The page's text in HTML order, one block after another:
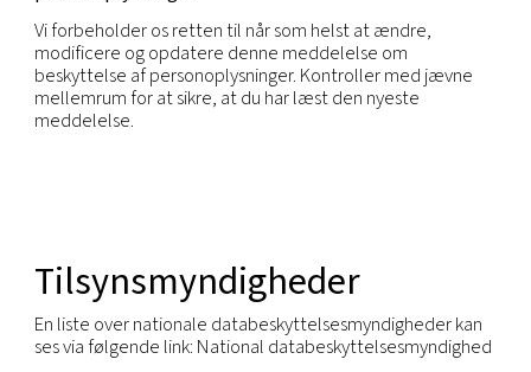
Du har ret til at tilbagekalde enhver tilladelse,
er givet til et bestemt formål, hvis samtykke er
retsgrundlaget for behandlingen af dine
for beskyttelse af personoplysninger (ved hjælp af
nedenstående e-mail-adresse).